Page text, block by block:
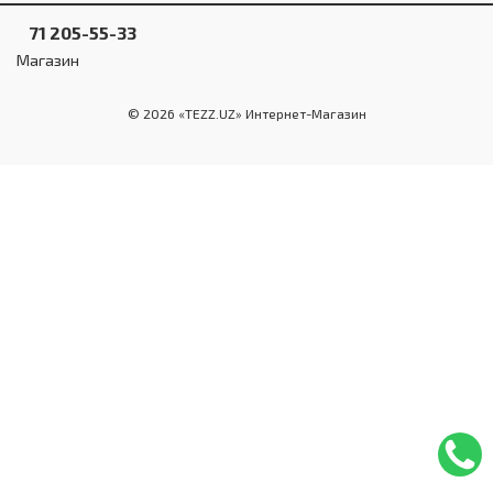
Инструменты и техника
Товары для дома
71 205-55-33
Магазин
© 2026 «TEZZ.UZ» Интернет-Магазин